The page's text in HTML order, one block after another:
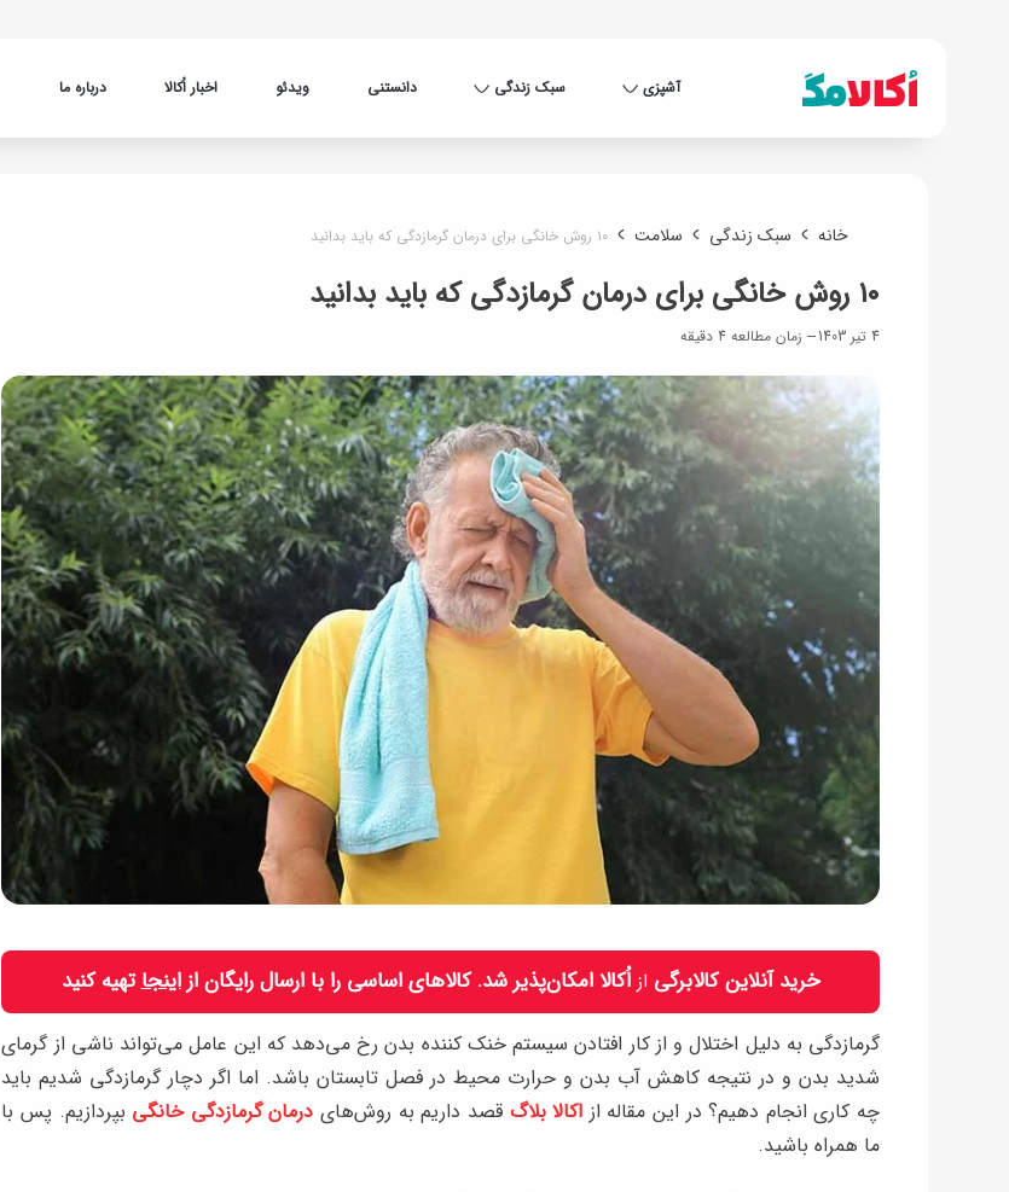
آشپزی سبک زندگی دانستنی ویدئو اخبار اُکالا درباره ما
خانه سبک زندگی سلامت ۱۰ روش خانگی برای درمان گرمازدگی که باید بدانید
۱۰ روش خانگی برای درمان گرمازدگی که باید بدانید
4 تیر 1403 زمان مطالعه 4 دقیقه
خرید آنلاین کالابرگی ازاُکالا امکان‌پذیر شد. کالاهای اساسی را با ارسال رایگان ازاینجاتهیه کنید
گرمازدگی به دلیل اختلال و از کار افتادن سیستم خنک کننده بدن رخ می‌دهد که این عامل می‌تواند ناشی از گرمای
شدید بدن و در نتیجه کاهش آب بدن و حرارت محیط در فصل تابستان باشد. اما اگر دچار گرمازدگی شدیم باید
چه کاری انجام دهیم؟ در این مقاله از اکالا بلاگ قصد داریم به روش‌های درمان گرمازدگی خانگی بپردازیم. پس با
ما همراه باشید.